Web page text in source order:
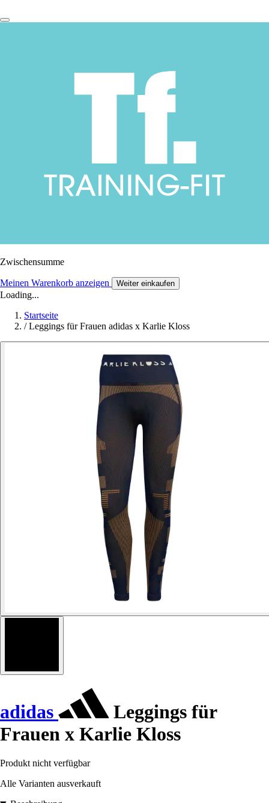
Zwischensumme
Meinen Warenkorb anzeigen Weiter einkaufen
Loading...
Startseite
/ Leggings für Frauen adidas x Karlie Kloss
adidas
Leggings für
Frauen x Karlie Kloss
Produkt nicht verfügbar
Alle Varianten ausverkauft